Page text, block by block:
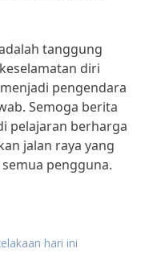
tanggung
diri
pengendara
Semoga berita
pelajaran berharga
jalan raya yang
pengguna.
hari ini